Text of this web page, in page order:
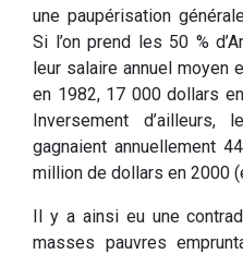
une paupérisation
Si l’on prend les 50 %
leur salaire annuel
en 1982, 17 000 dollars
Inversement
gagnaient annuellement
million de dollars en 2000
Il y a ainsi eu une
masses pauvres